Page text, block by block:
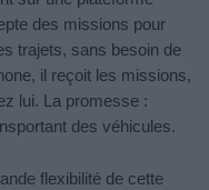
des missions pour
trajets, sans besoin de
il reçoit les missions,
lui. La promesse :
des véhicules.
flexibilité de cette